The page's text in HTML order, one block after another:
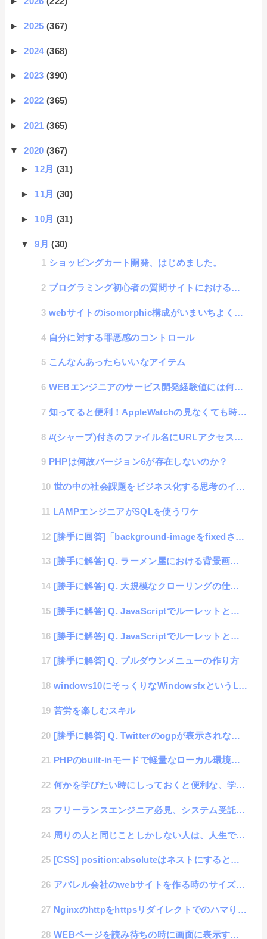
►2025(367)
►2024(368)
►2023(390)
►2022(365)
►2021(365)
▼2020(367)
► 12月 (31)
► 11月 (30)
► 10月 (31)
▼9月(30)
ショッピングカート開発、はじめました。
プログラミング初心者の質問サイトにおける回答者の心無い言葉についての話
webサイトのisomorphic構成がいまいちよく分からん話
自分に対する罪悪感のコントロール
こんなんあったらいいなアイテム
WEBエンジニアのサービス開発経験値には何が必要なのか？
知ってると便利！AppleWatchの見なくても時刻が分かる「TapTicタイム」機能
#(シャープ)付きのファイル名にURLアクセスする方法
PHPは何故バージョン6が存在しないのか？
世の中の社会課題をビジネス化する思考のイノベーション性
LAMPエンジニアがSQLを使うワケ
[勝手に回答]「background-imageをfixedさせたい」
[勝手に解答] Q. ラーメン屋における背景画像の表示サイズ
[勝手に解答] Q. 大規模なクローリングの仕組みについて
[勝手に解答] Q. JavaScriptでルーレットと一緒に画像を用いたアニメーションを動かしたい...
[勝手に解答] Q. JavaScriptでルーレットと一緒に画像を用いたアニメーションを動かしたい...
[勝手に解答] Q. プルダウンメニューの作り方
windows10にそっくりなWindowsfxというLinux
苦労を楽しむスキル
[勝手に解答] Q. Twitterのogpが表示されない事象
PHPのbuilt-inモードで軽量なローカル環境の構築
何かを学びたい時にしっておくと便利な、学習曲線
フリーランスエンジニア必見、システム受託開発でスムーズな納品をする方法
周りの人と同じことしかしない人は、人生で絶対に成功しない人
[CSS] position:absoluteはネストにすると座標がおかしくなる調査
アパレル会社のwebサイトを作る時のサイズ順番にjavascriptでsortした方法
Nginxのhttpをhttpsリダイレクトでのハマりポイント
WEBページを読み待ちの時に画面に表示するLoadingライブラリ